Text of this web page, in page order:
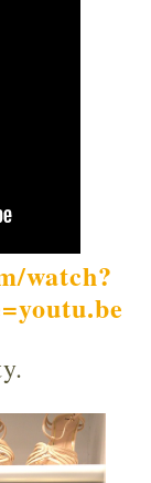
watch?